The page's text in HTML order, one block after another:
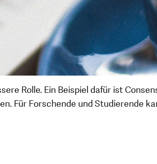
Rolle. Ein Beispiel dafür ist
Für Forschende und Studierende